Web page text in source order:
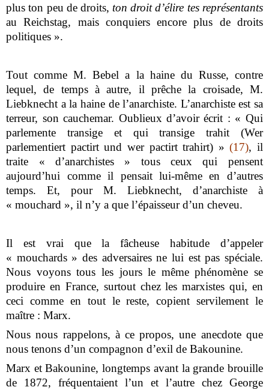
plus ton peu de droits, ton droit d’élire tes représentants
au Reichstag, mais conquiers encore plus de droits
politiques ».
Tout comme M. Bebel a la haine du Russe, contre
lequel, de temps à autre, il prêche la croisade, M.
Liebknecht a la haine de l’anarchiste. L’anarchiste est sa
terreur, son cauchemar. Oublieux d’avoir écrit : « Qui
parlemente transige et qui transige trahit (Wer
parlementiert pactirt und wer pactirt trahirt) »(17), il
traite « d’anarchistes » tous ceux qui pensent
aujourd’hui comme il pensait lui-même en d’autres
temps. Et, pour M. Liebknecht, d’anarchiste à
« mouchard », il n’y a que l’épaisseur d’un cheveu.
Il est vrai que la fâcheuse habitude d’appeler
« mouchards » des adversaires ne lui est pas spéciale.
Nous voyons tous les jours le même phénomène se
produire en France, surtout chez les marxistes qui, en
ceci comme en tout le reste, copient servilement le
maître : Marx.
Nous nous rappelons, à ce propos, une anecdote que
nous tenons d’un compagnon d’exil de Bakounine.
Marx et Bakounine, longtemps avant la grande brouille
de 1872, fréquentaient l’un et l’autre chez George